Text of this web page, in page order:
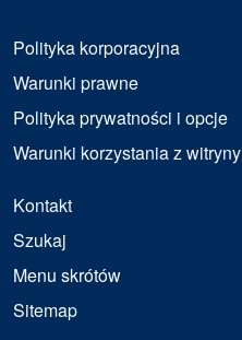
Polityka korporacyjna
Warunki prawne
Polityka prywatności i opcje
Warunki korzystania z witryny
Kontakt
Szukaj
Menu skrótów
Sitemap